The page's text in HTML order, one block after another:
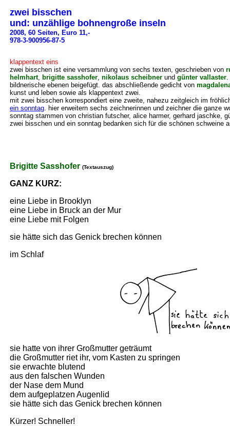
zwei bisschen
und: unzählige bohnengroße inseln
2008, 60 Seiten, Euro 11,-
978-3-900956-87-5
klappentext eins
zwei bisschen ist eine versammlung von sechs texten, geschrieben von
helmhart, brigitte sasshofer, nikolaus scheibner und günter vallaster.
bildnerische ebenen beigefügt. das abschließende gedicht von
kunst und leben sowie als klappentext zwei.
mit zwei bisschen korrespondiert eine zweite, nahezu zeitgleich im
ein sonntag. hier erweitern sechs zeichnerinnen und zeichner die ganze
sonntag stammen von christian futscher, alice harmer, gerhard jaschke,
zwei bisschen und ein sonntag bedanken sich für die schönen schweine
Brigitte Sasshofer (Textauszug)
GANZ KURZ:
eine Liebe in Brooklyn
eine Liebe in Bruck an der Mur
eine Liebe mit Folgen
sie hätte sich das Genick brechen können
im Schlaf
sie hatte von ihrer Großmutter geträumt
die Großmutter riet ihr, vom Kasten zu springen
sie erwachte blutend
aus den falschen Wunden
der Nase dem Mund
dem aufgeplatzen Augenlid
sie hätte sich das Genick brechen können
Kürzer! Schneller!